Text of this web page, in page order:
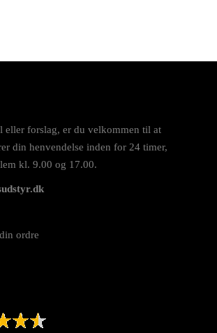
eller forslag, er du velkommen til at
din henvendelse inden for 24 timer,
kl. 9.00 og 17.00.
ordre